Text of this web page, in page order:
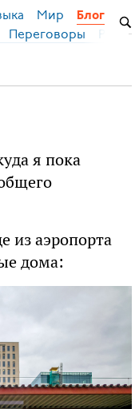
Мир Блог
Переговоры
я пока
из аэропорта
дома: